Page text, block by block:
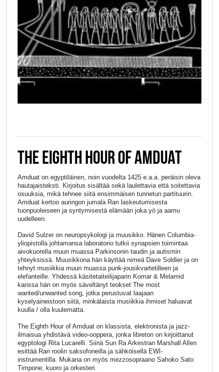
THE EIGHTH HOUR OF AMDUAT
Amduat on egyptiläinen, noin vuodelta 1425 e.a.a. peräisin oleva
hautajaisteksti. Kirjoitus sisältää sekä laulettavia että soitettavia
osuuksia, mikä tehnee siitä ensimmäisen tunnetun partituurin.
Amduat kertoo auringon jumala Ran laskeutumisesta
tuonpuoleiseen ja syntymisestä elämään joka yö ja aamu
uudelleen.
David Sulzer on neuropsykologi ja muusikko. Hänen Columbia-
yliopistolla johtamansa laboratorio tutkii synapsien toimintaa
aivokuorella muun muassa Parkinsonin taudin ja autismin
yhteyksissä. Muusikkona hän käyttää nimeä Dave Soldier ja on
tehnyt musiikkia muun muassa punk-jousikvartetilleen ja
elefanteille. Yhdessä käsitetaiteilijaparin Komar & Melamid
kanssa hän on myös säveltänyt teokset The most
wanted/unwanted song, jotka perustuvat laajaan
kyselyaineistoon siitä, minkälaista musiikkia ihmiset haluavat
kuulla / olla kuulematta.
The Eighth Hour of Amduat on klassista, elektronista ja jazz-
ilmaisua yhdistävä video-ooppera, jonka libreton on kirjoittanut
egyptologi Rita Lucarelli. Siinä Sun Ra Arkestran Marshall Allen
esittää Ran roolin saksofoneilla ja sähköisellä EWI-
instrumentilla. Mukana on myös mezzosopraano Sahoko Sato
Timpone, kuoro ja orkesteri.